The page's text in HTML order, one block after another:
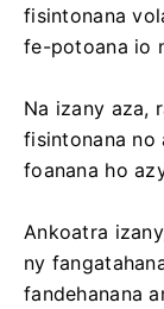
fisintonana
fe-potoana io
Na izany aza,
fisintonana no
foanana ho
Ankoatra
ny
fandehanana